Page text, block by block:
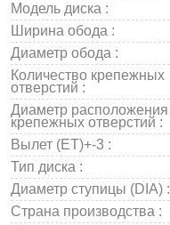
Модель диска :
Ширина обода :
Диаметр обода :
Количество крепежных
отверстий :
Диаметр расположения
крепежных отверстий :
Вылет (ET)+-3 :
Тип диска :
Диаметр ступицы (DIA) :
Страна производства :